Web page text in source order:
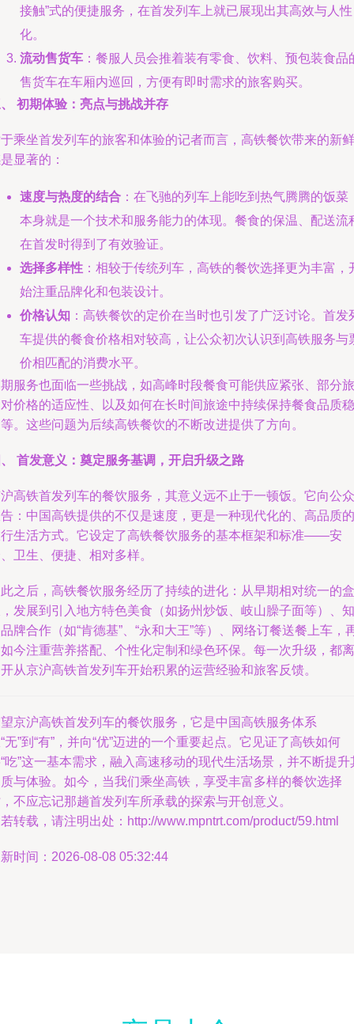
接触”式的便捷服务，在首发列车上就已展现出其高效与人性
化。
流动售货车 ：餐服人员会推着装有零食、饮料、预包装食品
售货车在车厢内巡回，方便有即时需求的旅客购买。
初期体验：亮点与挑战并存
乘坐首发列车的旅客和体验的记者而言，高铁餐饮带来的新鲜
显著的：
速度与热度的结合 ：在飞驰的列车上能吃到热气腾腾的饭菜
本身就是一个技术和服务能力的体现。餐食的保温、配送流
在首发时得到了有效验证。
选择多样性 ：相较于传统列车，高铁的餐饮选择更为丰富，
始注重品牌化和包装设计。
价格认知 ：高铁餐饮的定价在当时也引发了广泛讨论。首发
车提供的餐食价格相对较高，让公众初次认识到高铁服务与
价相匹配的消费水平。
服务也面临一些挑战，如高峰时段餐食可能供应紧张、部分旅
价格的适应性、以及如何在长时间旅途中持续保持餐食品质稳
。这些问题为后续高铁餐饮的不断改进提供了方向。
首发意义：奠定服务基调，开启升级之路
高铁首发列车的餐饮服务，其意义远不止于一顿饭。它向公众
：中国高铁提供的不仅是速度，更是一种现代化的、高品质的
生活方式。它设定了高铁餐饮服务的基本框架和标准——安
卫生、便捷、相对多样。
之后，高铁餐饮服务经历了持续的进化：从早期相对统一的盒
发展到引入地方特色美食（如扬州炒饭、岐山臊子面等）、知
牌合作（如“肯德基”、“永和大王”等）、网络订餐送餐上车，
今注重营养搭配、个性化定制和绿色环保。每一次升级，都离
从京沪高铁首发列车开始积累的运营经验和旅客反馈。
京沪高铁首发列车的餐饮服务，它是中国高铁服务体系
无”到“有”，并向“优”迈进的一个重要起点。它见证了高铁如何
吃”这一基本需求，融入高速移动的现代生活场景，并不断提升
与体验。如今，当我们乘坐高铁，享受丰富多样的餐饮选择
不应忘记那趟首发列车所承载的探索与开创意义。
转载，请注明出处：http://www.mpntrt.com/product/59.html
时间：2026-08-08 05:32:44